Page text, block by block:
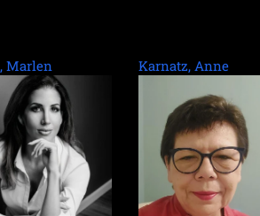
Marlen
Karnatz, Anne